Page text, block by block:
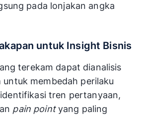
pada lonjakan angka
untuk Insight Bisnis
terekam dapat dianalisis
untuk membedah perilaku
tren pertanyaan,
pain pointyang paling